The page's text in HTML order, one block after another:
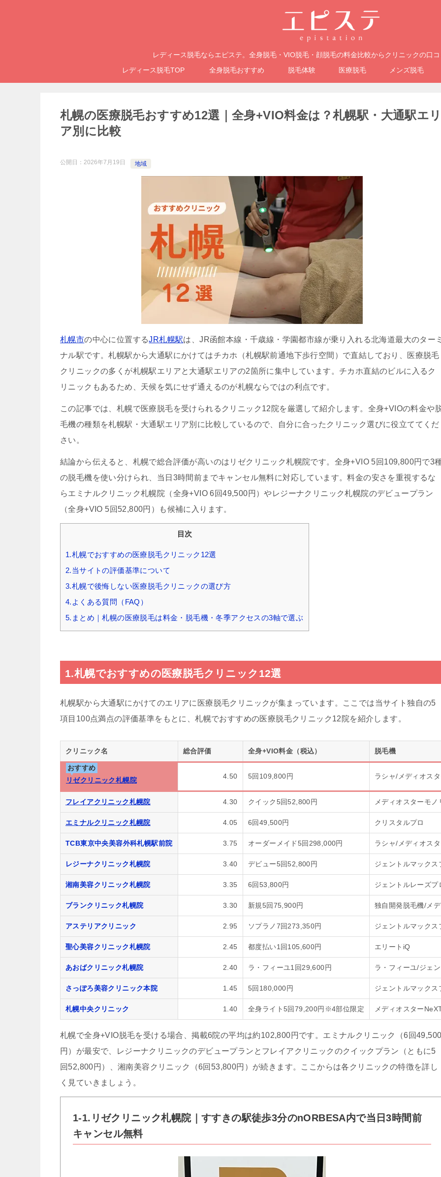
レディース脱毛ならエピステ。全身脱毛・VIO脱毛・顔脱毛の料金比較からクリニックの口コ
レディース脱毛TOP
全身脱毛おすすめ 脱毛体験 医療脱毛 メンズ脱毛
札幌の医療脱毛おすすめ12選｜全身+VIO料金は？札幌駅・大通駅エリ
ア別に比較
公開日： 2026年7月19日 地域
札幌市の中心に位置するJR札幌駅は、JR函館本線・千歳線・学園都市線が乗り入れる北海道最大のターミ
ナル駅です。札幌駅から大通駅にかけてはチカホ（札幌駅前通地下歩行空間）で直結しており、医療脱毛
クリニックの多くが札幌駅エリアと大通駅エリアの2箇所に集中しています。チカホ直結のビルに入るク
リニックもあるため、天候を気にせず通えるのが札幌ならではの利点です。
この記事では、札幌で医療脱毛を受けられるクリニック12院を厳選して紹介します。全身+VIOの料金や
毛機の種類を札幌駅・大通駅エリア別に比較しているので、自分に合ったクリニック選びに役立ててくだ
さい。
結論から伝えると、札幌で総合評価が高いのはリゼクリニック札幌院です。全身+VIO 5回109,800円で3
の脱毛機を使い分けられ、当日3時間前までキャンセル無料に対応しています。料金の安さを重視するな
らエミナルクリニック札幌院（全身+VIO 6回49,500円）やレジーナクリニック札幌院のデビュープラン
（全身+VIO 5回52,800円）も候補に入ります。
目次
1.札幌でおすすめの医療脱毛クリニック12選
2.当サイトの評価基準について
3.札幌で後悔しない医療脱毛クリニックの選び方
4.よくある質問（FAQ）
5.まとめ｜札幌の医療脱毛は料金・脱毛機・冬季アクセスの3軸で選ぶ
1.札幌でおすすめの医療脱毛クリニック12選
札幌駅から大通駅にかけてのエリアに医療脱毛クリニックが集まっています。ここでは当サイト独自の5
項目100点満点の評価基準をもとに、札幌でおすすめの医療脱毛クリニック12院を紹介します。
クリニック名 総合評価 全身+VIO料金（税込） 脱毛機
おすすめ
リゼクリニック札幌院
4.50 5回109,800円 ラシャ/メディオス
フレイアクリニック札幌院 4.30 クイック5回52,800円 メディオスターモ
エミナルクリニック札幌院 4.05 6回49,500円 クリスタルプロ
TCB東京中央美容外科札幌駅前院 3.75 オーダーメイド5回298,000円 ラシャ/メディオスタ
レジーナクリニック札幌院 3.40 デビュー5回52,800円 ジェントルマックス
湘南美容クリニック札幌院 3.35 6回53,800円 ジェントルレーズプ
ブランクリニック札幌院 3.30 新規5回75,900円 独自開発脱毛機/メ
アステリアクリニック 2.95 ソプラノ7回273,350円 ジェントルマックス
聖心美容クリニック札幌院 2.45 都度払い1回105,600円 エリートiQ
あおばクリニック札幌院 2.40 ラ・フィーユ1回29,600円 ラ・フィーユ/ジェ
さっぽろ美容クリニック本院 1.45 5回180,000円 ジェントルマックス
札幌中央クリニック 1.40 全身ライト5回79,200円※4部位限定 メディオスター
札幌で全身+VIO脱毛を受ける場合、掲載6院の平均は約102,800円です。エミナルクリニック（6回49,500
円）が最安で、レジーナクリニックのデビュープランとフレイアクリニックのクイックプラン（ともに5
回52,800円）、湘南美容クリニック（6回53,800円）が続きます。ここからは各クリニックの特徴を詳し
く見ていきましょう。
1-1.リゼクリニック札幌院｜すすきの駅徒歩3分のnORBESA内で当日3時間前
キャンセル無料